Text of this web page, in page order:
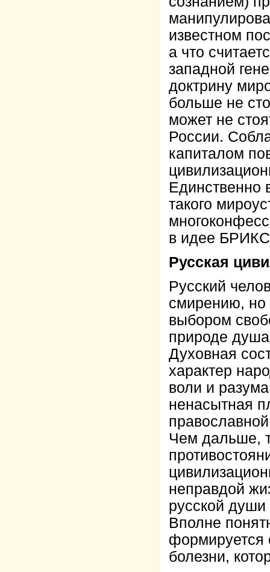
известном
а что
западной
доктрину
больше не
может не
России.
капиталом
Единственно
такого
в идее
Русская
Русский
смирению, но
выбором
природе
Духовная
характер
воли и
ненасытная
Чем дальше,
неправдой
русской души
Вполне
формируется
болезни,